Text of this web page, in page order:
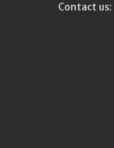
Contact us: